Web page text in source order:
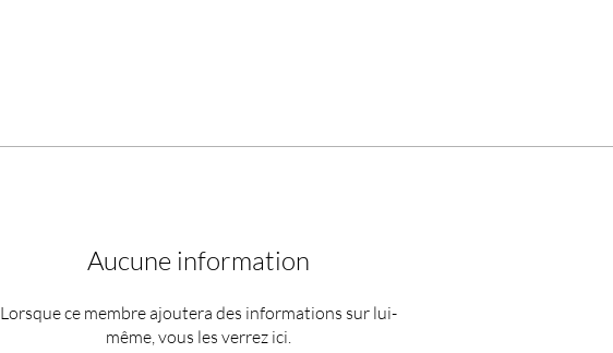
Aucune information
Lorsque ce membre ajoutera des informations sur lui-
même, vous les verrez ici.